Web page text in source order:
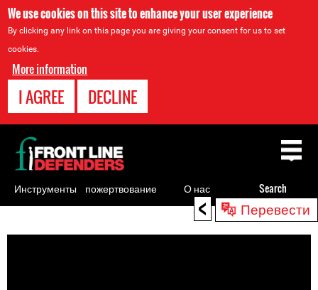
We use cookies on this site to enhance your user experience
By clicking any link on this page you are giving your consent for us to set
cookies.
More information
I AGREE DECLINE
< Перевести
to
Back
to
top
Инструменты
для
пожертвование О нас Search